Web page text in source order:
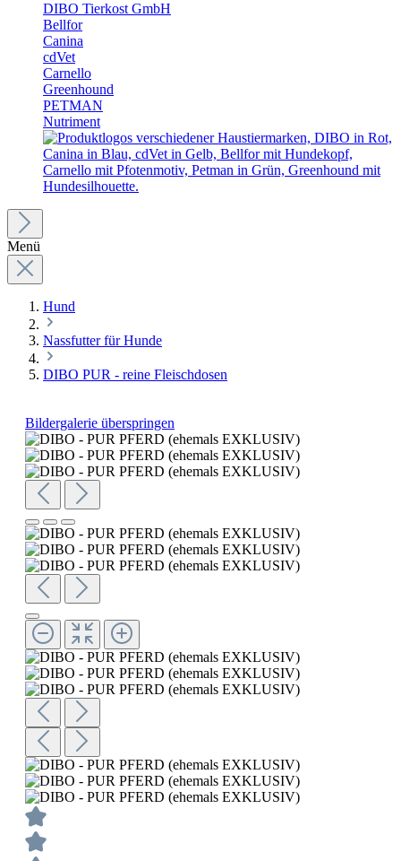
DIBO Tierkost GmbH
Bellfor
Canina
cdVet
Carnello
Greenhound
PETMAN
Nutriment
Menü
Hund
Nassfutter für Hunde
DIBO PUR - reine Fleischdosen
Bildergalerie überspringen